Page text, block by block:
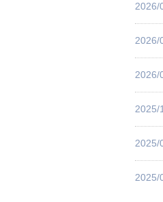
2026/
2026/
2026/
2025/
2025/
2025/